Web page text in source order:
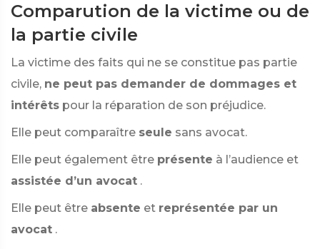
Comparution de la victime ou de
la partie civile
La victime des faits qui ne se constitue pas partie
civile, ne peut pas demander de dommages et
intérêts pour la réparation de son préjudice.
Elle peut comparaître seule sans avocat.
Elle peut également être présente à l’audience et
assistée d’un avocat .
Elle peut être absente et représentée par un
avocat .